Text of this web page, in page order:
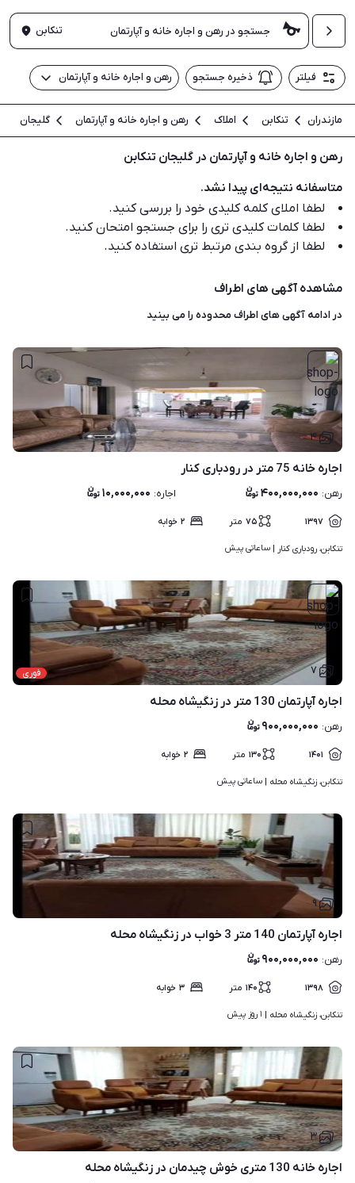
تنکابن
فیلتر ذخیره جستجو رهن و اجاره خانه و آپارتمان
مازندران تنکابن املاک رهن و اجاره خانه و آپارتمان گلیجان
رهن و اجاره خانه و آپارتمان در گلیجان تنکابن
متاسفانه نتیجه‌ای پیدا نشد.
لطفا املای کلمه کلیدی خود را بررسی کنید.
لطفا کلمات کلیدی تری را برای جستجو امتحان کنید.
لطفا از گروه بندی مرتبط تری استفاده کنید.
مشاهده آگهی های اطراف
در ادامه آگهی هایاطراف محدودهرا می بینید
۴
اجاره خانه 75 متر در رودباری کنار
رهن: ۴۰۰,۰۰۰,۰۰۰ اجاره: ۱۰,۰۰۰,۰۰۰
۱۳۹۷ ۷۵ متر ۲ خوابه
تنکابن، رودباری کنار | ساعاتی پیش
فوری ۷
اجاره آپارتمان 130 متر در زنگیشاه محله
رهن: ۹۰۰,۰۰۰,۰۰۰
۱۴۰۱ ۱۳۰ متر ۲ خوابه
تنکابن، زنگیشاه محله | ساعاتی پیش
۹
اجاره آپارتمان 140 متر 3 خواب در زنگیشاه محله
رهن: ۹۰۰,۰۰۰,۰۰۰
۱۳۹۸ ۱۴۰ متر ۳ خوابه
تنکابن، زنگیشاه محله | ۱ روز پیش
۳
اجاره خانه 130 متری خوش چیدمان در زنگیشاه محله